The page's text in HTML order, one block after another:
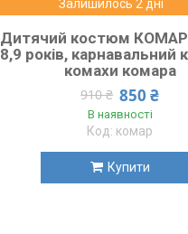
Залишилось 2 дні
Дитячий костюм
8,9 років, карнавальний
комахи комара
910 ₴ 850 ₴
В наявності
комар
Купити